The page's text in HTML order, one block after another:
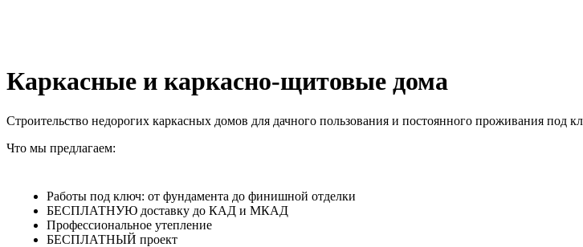
Каркасные и каркасно-щитовые дома
Строительство недорогих каркасных домов для дачного пользования и постоянного проживания
Что мы предлагаем:
Работы под ключ: от фундамента до финишной отделки
БЕСПЛАТНУЮ доставку до КАД и МКАД
Профессиональное утепление
БЕСПЛАТНЫЙ проект